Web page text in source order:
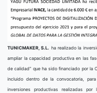
TUNICMAKER, S.L. ha realizado la
ampliar la capacidad productiva en las
de calidad” que ha sido financiado por la
incluido dentro de la convocatoria,
inversiones productivas realizadas